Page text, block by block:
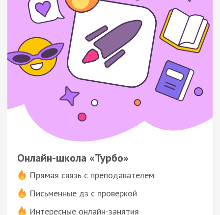
Онлайн-школа «Турбо»
Прямая связь с преподавателем
Письменные дз с проверкой
Интересные онлайн-занятия